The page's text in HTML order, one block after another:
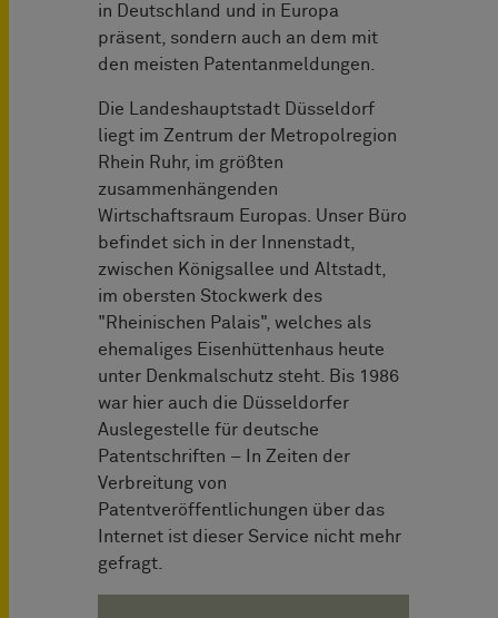
in Deutschland und in Europa
präsent, sondern auch an dem mit
den meisten Patentanmeldungen.
Die Landeshauptstadt Düsseldorf
liegt im Zentrum der Metropolregion
Rhein Ruhr, im größten
zusammenhängenden
Wirtschaftsraum Europas. Unser Büro
befindet sich in der Innenstadt,
zwischen Königsallee und Altstadt,
im obersten Stockwerk des
"Rheinischen Palais", welches als
ehemaliges Eisenhüttenhaus heute
unter Denkmalschutz steht. Bis 1986
war hier auch die Düsseldorfer
Auslegestelle für deutsche
Patentschriften – In Zeiten der
Verbreitung von
Patentveröffentlichungen über das
Internet ist dieser Service nicht mehr
gefragt.